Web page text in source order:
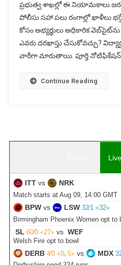
ప్రభుత్వ శాఖల్లో ఈ నియామకాలు
పోలీసు సహా పలు రంగాల్లో ఖాళీలు
కోసం అభ్యర్థులు అధికారిక
ఎవరు దరఖాస్తు చేసుకోవచ్చు?
వారీగా మారుతాయి. పూర్తి నోటిఫికేషన్
Continue Reading
Live
ITT vs NRK
Match starts at Aug 09, 14:00 GMT
BPW vs LSW 32∕1 ᚜32᚛
Birmingham Phoenix Women opt to
SL 60∕0 ᚜27᚛vs WEF
Welsh Fire opt to bowl
DERB 4∕0 ᚜0｡5᚛vs MDX